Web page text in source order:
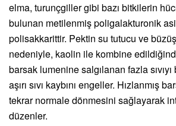
elma, turunçgiller gibi bazı bitkilerin
bulunan metilenmiş poligalakturonik
polisakkarittir. Pektin su tutucu ve
nedeniyle, kaolin ile kombine
barsak lumenine salgılanan fazla
aşırı sıvı kaybını engeller. Hızlanmış
tekrar normale dönmesini sağlayarak
düzenler.